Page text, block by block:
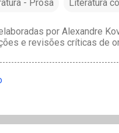
- Prosa Literatura
por Alexandre
e revisões críticas de